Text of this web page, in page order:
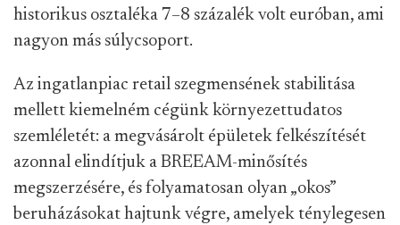
historikus osztaléka 7–8 százalék volt euróban, ami
nagyon más súlycsoport.
Az ingatlanpiac retail szegmensének stabilitása
mellett kiemelném cégünk környezettudatos
szemléletét: a megvásárolt épületek felkészítését
azonnal elindítjuk a BREEAM-minősítés
megszerzésére, és folyamatosan olyan „okos”
beruházásokat hajtunk végre, amelyek ténylegesen